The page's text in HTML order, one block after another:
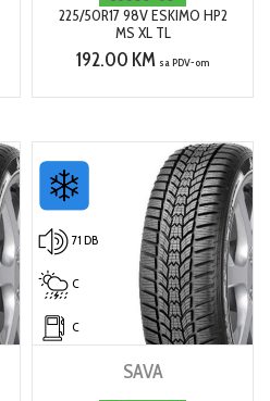
225/50R17 98V ESKIMO HP2
MS XL TL
192.00 KM sa PDV-om
71 DB
C
C
SAVA